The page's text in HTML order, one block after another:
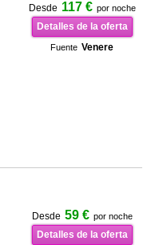
Desde 117 € por noche
Detalles de la oferta
Fuente Venere
Desde 59 € por noche
Detalles de la oferta